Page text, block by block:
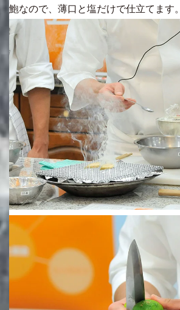
鮑なので、薄口と塩だけで仕立てます。